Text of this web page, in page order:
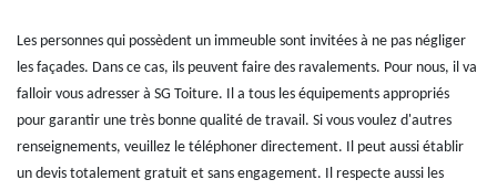
Les personnes qui possèdent un immeuble sont invitées à ne pas négliger
les façades. Dans ce cas, ils peuvent faire des ravalements. Pour nous, il va
falloir vous adresser à SG Toiture. Il a tous les équipements appropriés
pour garantir une très bonne qualité de travail. Si vous voulez d'autres
renseignements, veuillez le téléphoner directement. Il peut aussi établir
un devis totalement gratuit et sans engagement. Il respecte aussi les